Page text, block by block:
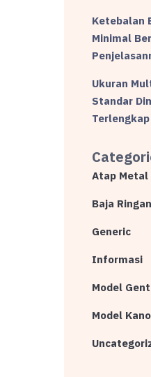
Ketebalan
Minimal
Ukuran
Standar
Terlengkap
Atap Metal
Baja Ringan
Generic
Informasi
Model
Model